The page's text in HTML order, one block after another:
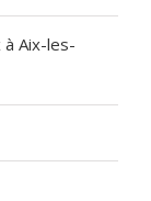
Aix-les-